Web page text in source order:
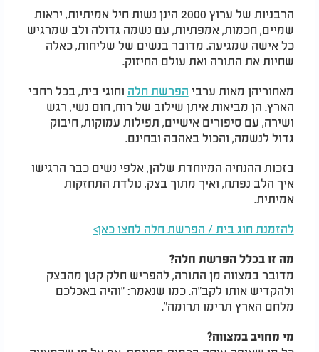
הרבניות של ערוץ 2000 הינן נשות חיל אמיתיות, יראות
שמיים, חכמות, אמפתיות, עם נשמה גדולה ולב שמרגיש
כל אישה שמגיעה. מדובר בנשים של שליחות, כאלה
שחיות את התורה ואת עולם החיזוק.
מאחוריהן מאות ערבי הפרשת חלה וחוגי בית, בכל רחבי
הארץ. הן מביאות איתן שילוב של רוח, חום נשי, רגש
ושירה, עם סיפורים אישיים, תפילות עמוקות, חיבוק
גדול לנשמה, והכול באהבה ובחינם.
בזכות ההנחיה המיוחדת שלהן, אלפי נשים כבר הרגישו
איך הלב נפתח, ואיך מתוך בצק, נולדת התחזקות
אמיתית.
להזמנת חוג בית / הפרשת חלה לחצו כאן>
מה זו בכלל הפרשת חלה?
מדובר במצווה מן התורה, להפריש חלק קטן מהבצק
ולהקדיש אותו לקב"ה. כמו שנאמר: "והיה באכלכם
מלחם הארץ תרימו תרומה".
מי מחויב במצווה?